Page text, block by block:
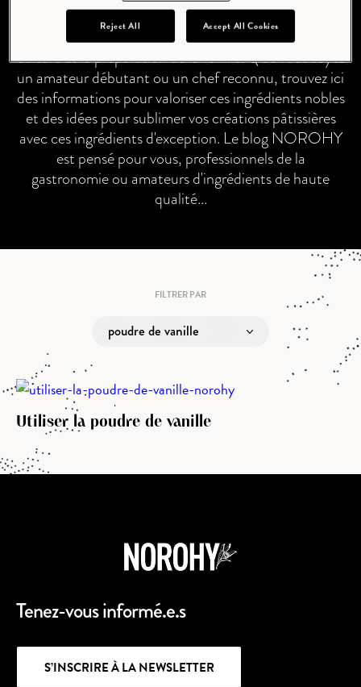
vanille aux eaux florales. Découvrez les infusions à
chaud et à froid comme des informations sur la
culture et la préparation de la vanille. Que vous soyez
un amateur débutant ou un chef reconnu, trouvez ici
des informations pour valoriser ces ingrédients nobles
et des idées pour sublimer vos créations pâtissières
avec ces ingrédients d'exception. Le blog NOROHY
est pensé pour vous, professionnels de la
gastronomie ou amateurs d'ingrédients de haute
qualité...
FILTRER PAR
poudre de vanille
Utiliser la poudre de vanille
Tenez-vous informé.e.s
S’INSCRIRE À LA NEWSLETTER
Reject All Accept All Cookies